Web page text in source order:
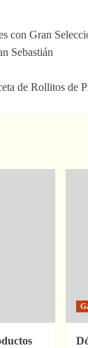
con Gran
Sebastián
de Rollitos de